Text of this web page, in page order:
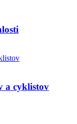
a cyklistov